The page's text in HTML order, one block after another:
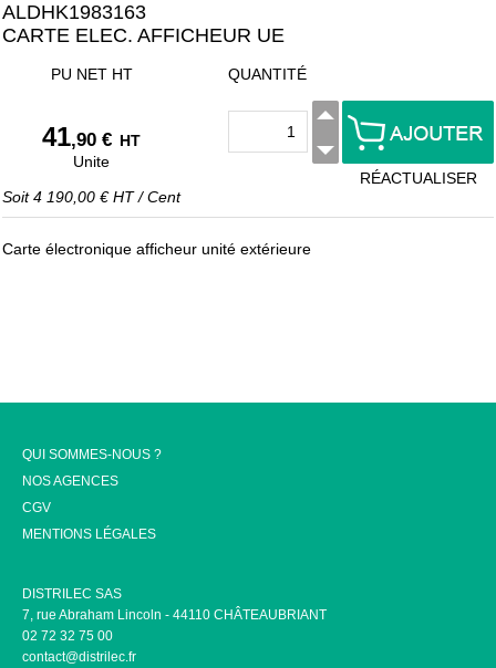
ALDHK1983163
CARTE ELEC. AFFICHEUR UE
PU NET HT
41,90 € HT
Unite
Soit4 190,00 € HT/Cent
QUANTITÉ
RÉACTUALISER
Carte électronique afficheur unité extérieure
QUI SOMMES-NOUS ?
NOS AGENCES
CGV
MENTIONS LÉGALES
DISTRILEC SAS
7, rue Abraham Lincoln - 44110 CHÂTEAUBRIANT
02 72 32 75 00
contact@distrilec.fr